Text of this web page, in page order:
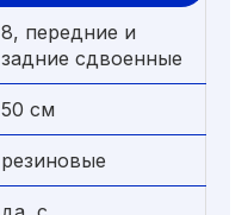
8, передние и
задние сдвоенные
50 см
резиновые